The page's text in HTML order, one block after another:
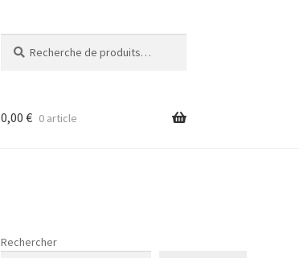
pour :
0,00 € 0 article
Rechercher